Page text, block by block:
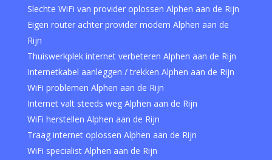
Slechte WiFi van provider oplossen Alphen aan de Rijn
Eigen router achter provider modem Alphen aan de
Rijn
Thuiswerkplek internet verbeteren Alphen aan de Rijn
Internetkabel aanleggen / trekken Alphen aan de Rijn
WiFi problemen Alphen aan de Rijn
Internet valt steeds weg Alphen aan de Rijn
WiFi herstellen Alphen aan de Rijn
Traag internet oplossen Alphen aan de Rijn
WiFi specialist Alphen aan de Rijn